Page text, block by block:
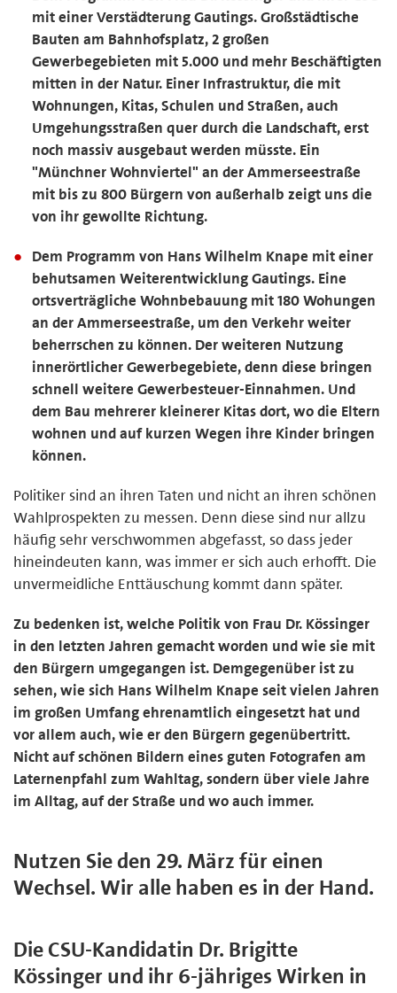
mit einer Verstädterung Gautings. Großstädtische
Bauten am Bahnhofsplatz, 2 großen
Gewerbegebieten mit 5.000 und mehr Beschäftigten
mitten in der Natur. Einer Infrastruktur, die mit
Wohnungen, Kitas, Schulen und Straßen, auch
Umgehungsstraßen quer durch die Landschaft, erst
noch massiv ausgebaut werden müsste. Ein
"Münchner Wohnviertel" an der Ammerseestraße
mit bis zu 800 Bürgern von außerhalb zeigt uns die
von ihr gewollte Richtung.
Dem Programm von Hans Wilhelm Knape mit einer
behutsamen Weiterentwicklung Gautings. Eine
ortsverträgliche Wohnbebauung mit 180 Wohungen
an der Ammerseestraße, um den Verkehr weiter
beherrschen zu können. Der weiteren Nutzung
innerörtlicher Gewerbegebiete, denn diese bringen
schnell weitere Gewerbesteuer-Einnahmen. Und
dem Bau mehrerer kleinerer Kitas dort, wo die Eltern
wohnen und auf kurzen Wegen ihre Kinder bringen
können.
Politiker sind an ihren Taten und nicht an ihren schönen
Wahlprospekten zu messen. Denn diese sind nur allzu
häufig sehr verschwommen abgefasst, so dass jeder
hineindeuten kann, was immer er sich auch erhofft. Die
unvermeidliche Enttäuschung kommt dann später.
Zu bedenken ist, welche Politik von Frau Dr. Kössinger
in den letzten Jahren gemacht worden und wie sie mit
den Bürgern umgegangen ist. Demgegenüber ist zu
sehen, wie sich Hans Wilhelm Knape seit vielen Jahren
im großen Umfang ehrenamtlich eingesetzt hat und
vor allem auch, wie er den Bürgern gegenübertritt.
Nicht auf schönen Bildern eines guten Fotografen am
Laternenpfahl zum Wahltag, sondern über viele Jahre
im Alltag, auf der Straße und wo auch immer.
Nutzen Sie den 29. März für einen
Wechsel. Wir alle haben es in der Hand.
Die CSU-Kandidatin Dr. Brigitte
Kössinger und ihr 6-jähriges Wirken in